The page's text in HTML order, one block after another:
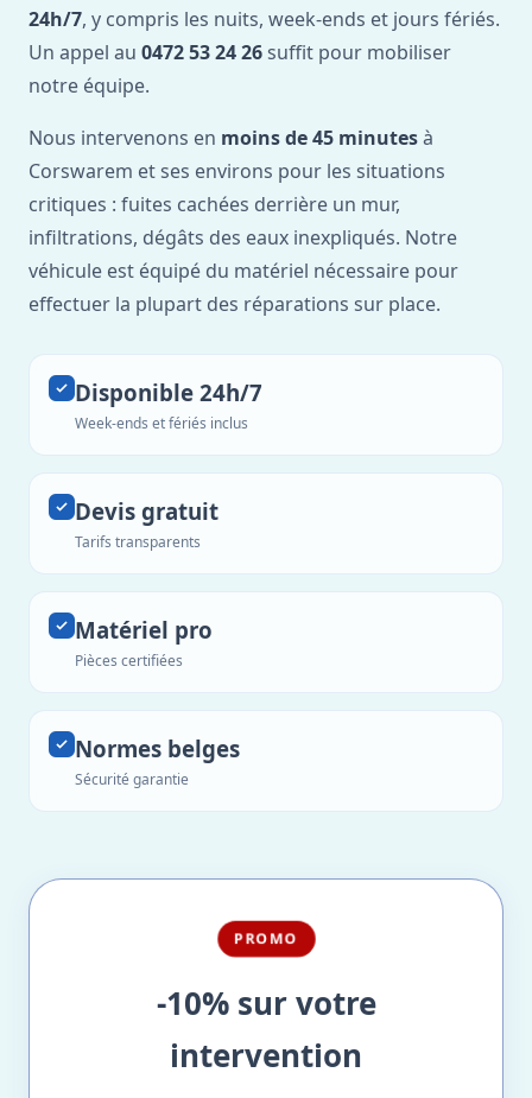
24h/7, y compris les nuits, week-ends et jours fériés.
Un appel au 0472 53 24 26 suffit pour mobiliser
notre équipe.
Nous intervenons en moins de 45 minutesà
Corswarem et ses environs pour les situations
critiques : fuites cachées derrière un mur,
infiltrations, dégâts des eaux inexpliqués. Notre
véhicule est équipé du matériel nécessaire pour
effectuer la plupart des réparations sur place.
Disponible 24h/7
Week-ends et fériés inclus
Devis gratuit
Tarifs transparents
Matériel pro
Pièces certifiées
Normes belges
Sécurité garantie
PROMO
-10% sur votre
intervention